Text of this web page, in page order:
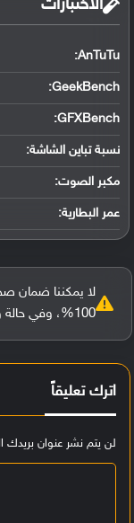
‏الاختبارات‏
AnTuTu:
GeekBench:
GFXBench:
نسبة تباين الشاشة:
مكبر الصوت:
عمر البطارية:
لا يمكننا ضمان
100%، وفي حالة وجود خطأ يُرجى
اترك تعليقاً
لن يتم نشر عنوان بريدك